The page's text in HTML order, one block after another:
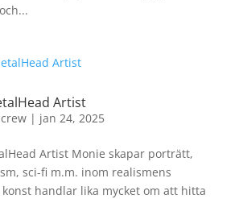
Artist
| jan 24, 2025
Artist Monie skapar porträtt,
sci-fi m.m. inom realismens
handlar lika mycket om att hitta